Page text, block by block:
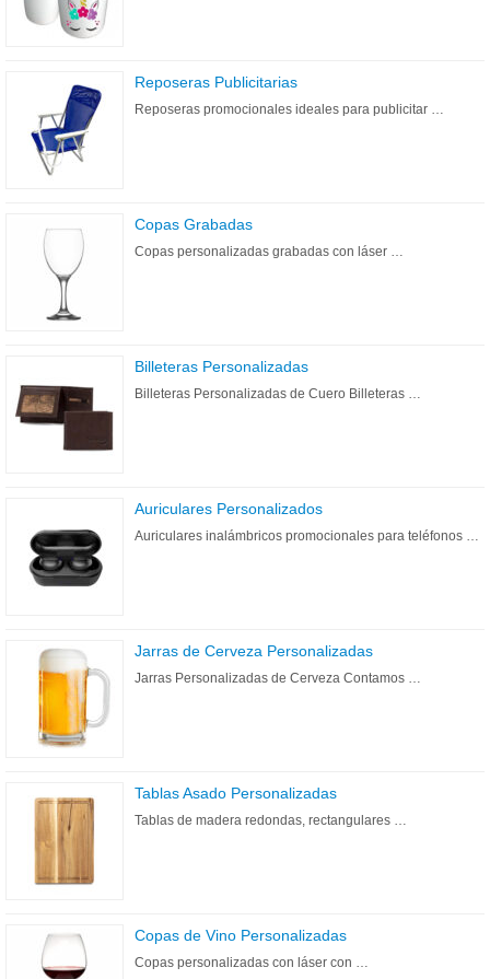
Reposeras Publicitarias
Reposeras promocionales ideales para publicitar …
Copas Grabadas
Copas personalizadas grabadas con láser …
Billeteras Personalizadas
Billeteras Personalizadas de Cuero Billeteras …
Auriculares Personalizados
Auriculares inalámbricos promocionales para teléfonos …
Jarras de Cerveza Personalizadas
Jarras Personalizadas de Cerveza Contamos …
Tablas Asado Personalizadas
Tablas de madera redondas, rectangulares …
Copas de Vino Personalizadas
Copas personalizadas con láser con …